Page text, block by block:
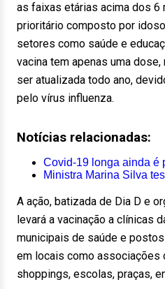
as faixas etárias acima dos 6
prioritário composto por
setores como saúde e
vacina tem apenas uma
ser atualizada todo ano,
pelo vírus influenza.
Notícias relacionadas:
Covid-19 longa ainda é
Ministra Marina Silva
A ação, batizada de Dia D e
levará a vacinação a clínicas
municipais de saúde e
em locais como associações
shoppings, escolas, praças,